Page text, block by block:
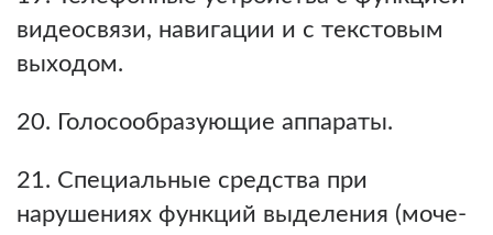
видеосвязи, навигации и с текстовым
выходом.
20. Голосообразующие аппараты.
21. Специальные средства при
нарушениях функций выделения (моче-